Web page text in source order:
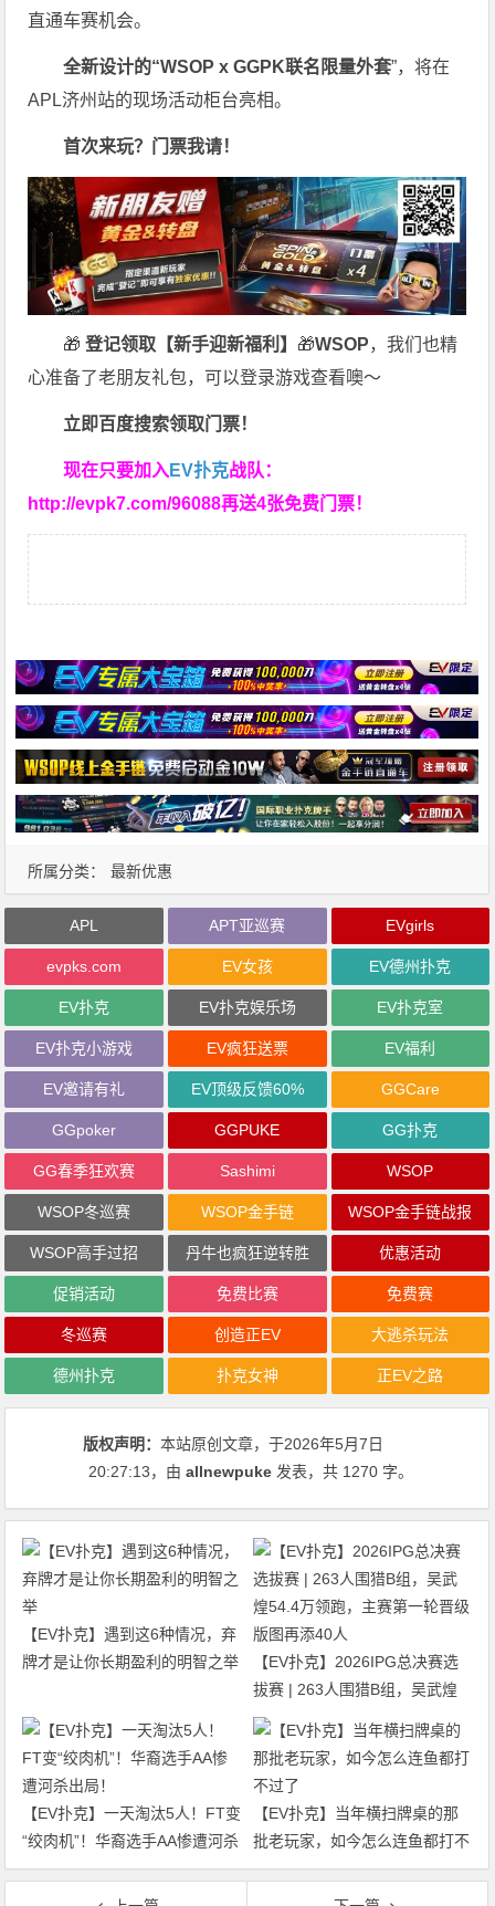
直通车赛机会。
全新设计的“WSOP x GGPK联名限量外套”，将在
APL济州站的现场活动柜台亮相。
首次来玩？门票我请！
🎁 登记领取【新手迎新福利】 🎁WSOP，我们也精
心准备了老朋友礼包，可以登录游戏查看噢～
立即百度搜索领取门票！
现在只要加入EV扑克战队：
http://evpk7.com/96088再送4张免费门票！
所属分类： 最新优惠
APL APT亚巡赛 EVgirls
evpks.com EV女孩 EV德州扑克
EV扑克 EV扑克娱乐场 EV扑克室
EV扑克小游戏 EV疯狂送票 EV福利
EV邀请有礼 EV顶级反馈60% GGCare
GGpoker GGPUKE GG扑克
GG春季狂欢赛 Sashimi WSOP
WSOP冬巡赛 WSOP金手链 WSOP金手链战报
WSOP高手过招 丹牛也疯狂逆转胜 优惠活动
促销活动 免费比赛 免费赛
冬巡赛 创造正EV 大逃杀玩法
德州扑克 扑克女神 正EV之路
版权声明：本站原创文章，于2026年5月7日
20:27:13，由allnewpuke 发表，共 1270 字。
【EV扑克】遇到这6种情况，弃
牌才是让你长期盈利的明智之举
【EV扑克】2026IPG总决赛选
拔赛 | 263人围猎B组，吴武煌
54.4万领跑，主赛第一轮晋级版
【EV扑克】一天淘汰5人！FT变
“绞肉机”！华裔选手AA惨遭河杀
出局！
【EV扑克】当年横扫牌桌的那
批老玩家，如今怎么连鱼都打不
过了